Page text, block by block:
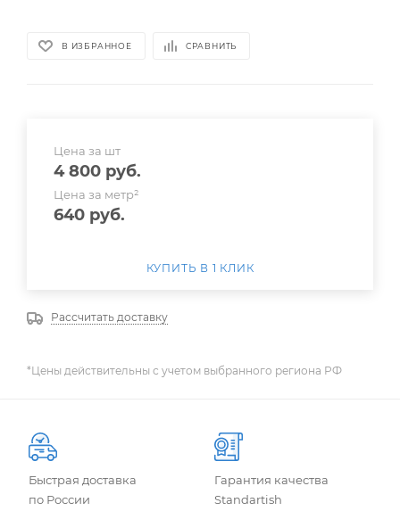
В ИЗБРАННОЕ СРАВНИТЬ
Цена за шт
4 800 руб.
Цена за метр²
640 руб.
КУПИТЬ В 1 КЛИК
Рассчитать доставку
*Цены действительны с учетом выбранного региона РФ
Быстрая доставка
по России
Гарантия качества
Standartish